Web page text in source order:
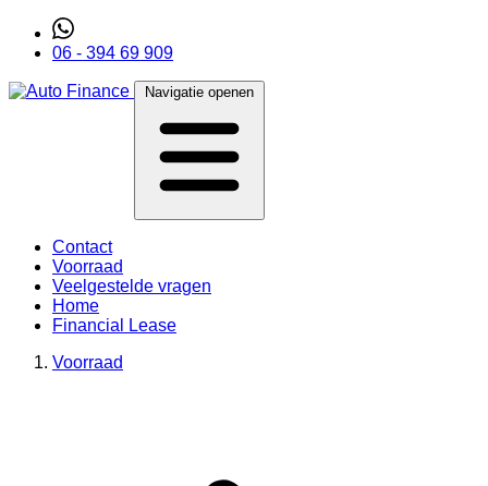
06 - 394 69 909
Navigatie openen
Contact
Voorraad
Veelgestelde vragen
Home
Financial Lease
Voorraad